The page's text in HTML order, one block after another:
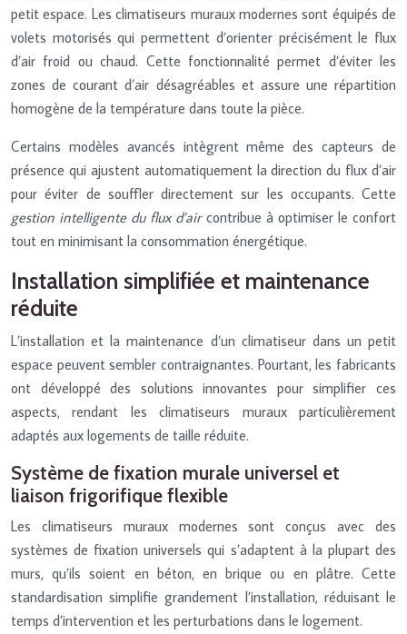
petit espace. Les climatiseurs muraux modernes sont équipés de
volets motorisés qui permettent d’orienter précisément le flux
d’air froid ou chaud. Cette fonctionnalité permet d’éviter les
zones de courant d’air désagréables et assure une répartition
homogène de la température dans toute la pièce.
Certains modèles avancés intègrent même des capteurs de
présence qui ajustent automatiquement la direction du flux d’air
pour éviter de souffler directement sur les occupants. Cette
gestion intelligente du flux d’air contribue à optimiser le confort
tout en minimisant la consommation énergétique.
Installation simplifiée et maintenance
réduite
L’installation et la maintenance d’un climatiseur dans un petit
espace peuvent sembler contraignantes. Pourtant, les fabricants
ont développé des solutions innovantes pour simplifier ces
aspects, rendant les climatiseurs muraux particulièrement
adaptés aux logements de taille réduite.
Système de fixation murale universel et
liaison frigorifique flexible
Les climatiseurs muraux modernes sont conçus avec des
systèmes de fixation universels qui s’adaptent à la plupart des
murs, qu’ils soient en béton, en brique ou en plâtre. Cette
standardisation simplifie grandement l’installation, réduisant le
temps d’intervention et les perturbations dans le logement.